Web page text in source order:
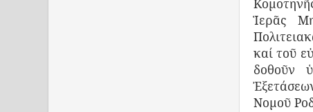
Ἱερᾶς
καί τοῦ
δοθοῦν
Νομοῦ